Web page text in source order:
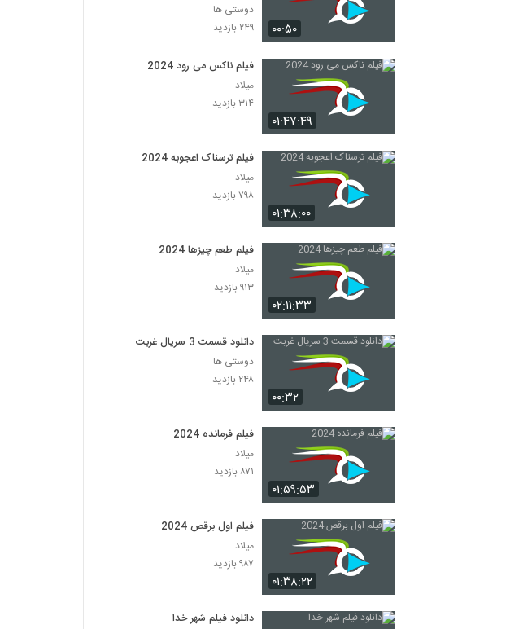
۰۰:۵۰
دوستی ها
۲۴۹ بازدید
۰۱:۴۷:۴۹
فیلم ناکس می رود 2024
میلاد
۳۱۴ بازدید
۰۱:۳۸:۰۰
فیلم ترسناک اعجوبه 2024
میلاد
۷۹۸ بازدید
۰۲:۱۱:۳۳
فیلم طعم چیزها 2024
میلاد
۹۱۳ بازدید
۰۰:۳۲
دانلود قسمت 3 سریال غربت
دوستی ها
۲۴۸ بازدید
۰۱:۵۹:۵۳
فیلم فرمانده 2024
میلاد
۸۷۱ بازدید
۰۱:۳۸:۲۲
فیلم اول برقص 2024
میلاد
۹۸۷ بازدید
دانلود فیلم شهر خدا